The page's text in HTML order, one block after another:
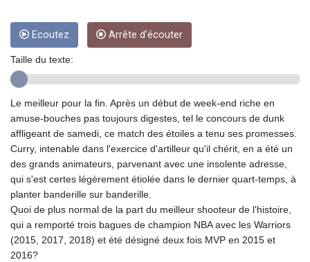
GGP 0.857346
GHS 13.535365
GMD 85.360325
GTQ 8.80021
GYD 241.302858
HKD 9.049284
HNL 30.914302
HRK 7.536546
HTG 150.809283
HUF 364.573259
IDR 20594.998152
ILS 3.463666
IMP 0.857346
Ecoutez Arrête d'écouter
Taille du texte:
Le meilleur pour la fin. Après un début de week-end riche en
amuse-bouches pas toujours digestes, tel le concours de dunk
affligeant de samedi, ce match des étoiles a tenu ses promesses.
Curry, intenable dans l'exercice d'artilleur qu'il chérit, en a été un
des grands animateurs, parvenant avec une insolente adresse,
qui s'est certes légèrement étiolée dans le dernier quart-temps, à
planter banderille sur banderille.
Quoi de plus normal de la part du meilleur shooteur de l'histoire,
qui a remporté trois bagues de champion NBA avec les Warriors
(2015, 2017, 2018) et été désigné deux fois MVP en 2015 et
2016?